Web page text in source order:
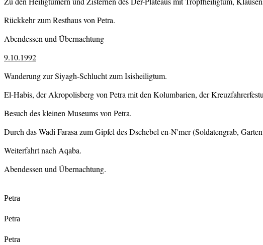
Rückkehr zum Resthaus von Petra.
Abendessen und Übernachtung
9.10.1992
Wanderung zur Siyagh-Schlucht zum Isisheiligtum.
El-Habis, der Akropolisberg von Petra mit den Kolumbarien, der
Besuch des kleinen Museums von Petra.
Durch das Wadi Farasa zum Gipfel des Dschebel en-N'mer (Soldatengrab,
Weiterfahrt nach Aqaba.
Abendessen und Übernachtung.
Petra
Petra
Petra